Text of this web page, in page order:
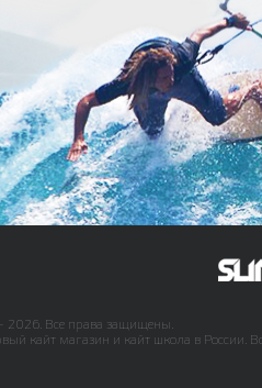
2026. Все права защищены.
кайт магазин и кайт школа в России.